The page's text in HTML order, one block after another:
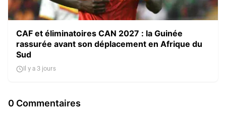
CAF et éliminatoires CAN 2027 : la Guinée
rassurée avant son déplacement en Afrique du
Sud
Il y a 3 jours
0 Commentaires